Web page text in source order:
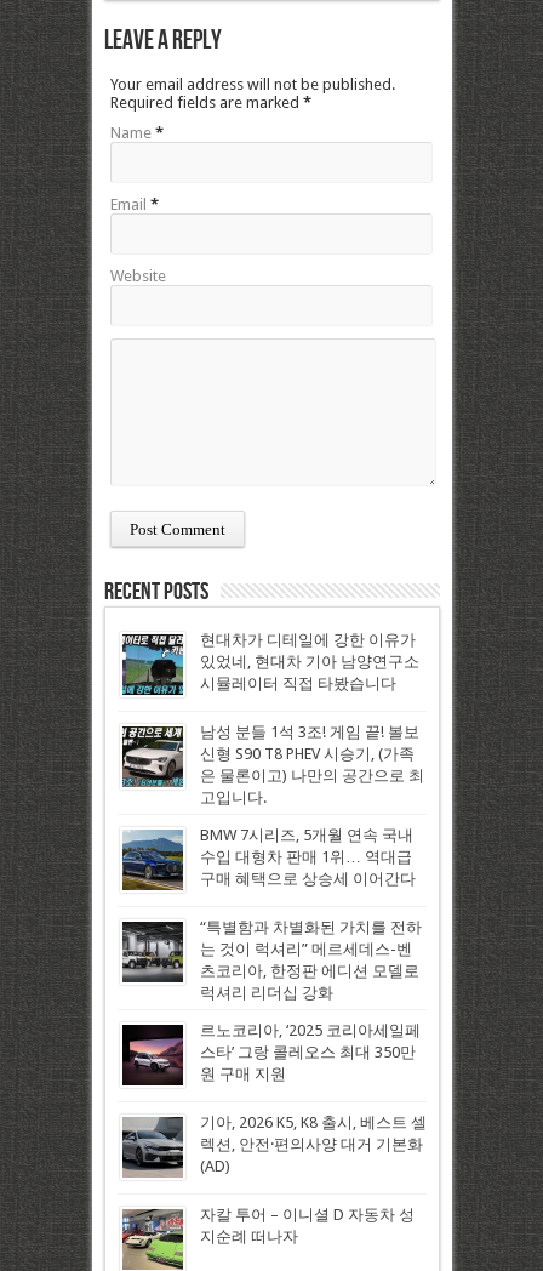
Leave a Reply
Your email address will not be published.
Required fields are marked *
Name *
Email *
Website
Recent Posts
현대차가 디테일에 강한 이유가
있었네, 현대차 기아 남양연구소
시뮬레이터 직접 타봤습니다
남성 분들 1석 3조! 게임 끝! 볼보
신형 S90 T8 PHEV 시승기, (가족
은 물론이고) 나만의 공간으로 최
고입니다.
BMW 7시리즈, 5개월 연속 국내
수입 대형차 판매 1위… 역대급
구매 혜택으로 상승세 이어간다
“특별함과 차별화된 가치를 전하
는 것이 럭셔리” 메르세데스-벤
츠코리아, 한정판 에디션 모델로
럭셔리 리더십 강화
르노코리아, ‘2025 코리아세일페
스타’ 그랑 콜레오스 최대 350만
원 구매 지원
기아, 2026 K5, K8 출시, 베스트 셀
렉션, 안전·편의사양 대거 기본화
(AD)
자칼 투어 – 이니셜 D 자동차 성
지순례 떠나자